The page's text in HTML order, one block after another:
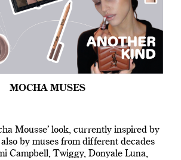
MOCHA MUSES
Mousse’ look, currently inspired by
by muses from different decades
Campbell, Twiggy, Donyale Luna,